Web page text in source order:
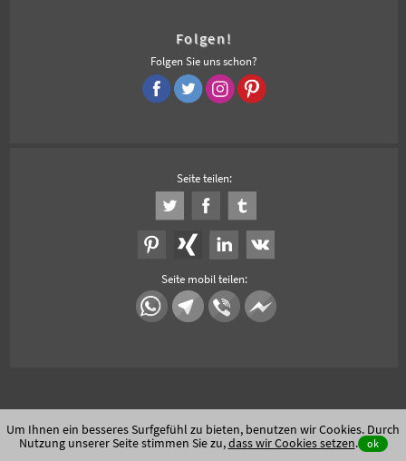
Folgen!
Folgen Sie uns schon?
Seite teilen:
Seite mobil teilen:
Um Ihnen ein besseres Surfgefühl zu bieten, benutzen wir Cookies. Durch
Nutzung unserer Seite stimmen Sie zu,dass wir Cookies setzen. ok